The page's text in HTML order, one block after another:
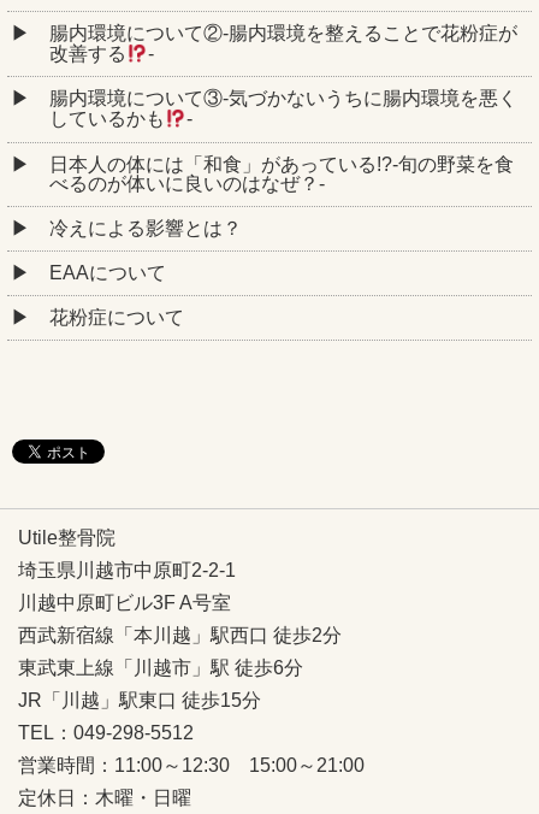
腸内環境について②‐腸内環境を整えることで花粉症が
改善する
‐
腸内環境について③‐気づかないうちに腸内環境を悪く
しているかも
‐
日本人の体には「和食」があっている!?-旬の野菜を食
べるのが体いに良いのはなぜ？-
冷えによる影響とは？
EAAについて
花粉症について
Utile整骨院
埼玉県川越市中原町2-2-1
川越中原町ビル3F A号室
西武新宿線「本川越」駅西口 徒歩2分
東武東上線「川越市」駅 徒歩6分
JR「川越」駅東口 徒歩15分
TEL：049-298-5512
営業時間：11:00～12:30 15:00～21:00
定休日：木曜・日曜